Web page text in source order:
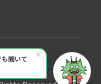
リシー ×
聞いて